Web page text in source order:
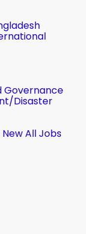
Governance
Disaster
All Jobs